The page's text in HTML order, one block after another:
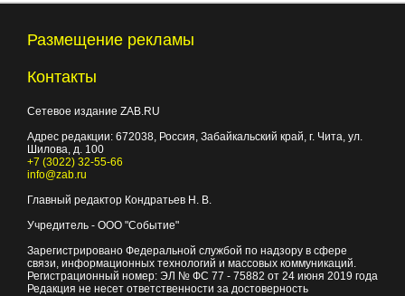
Размещение рекламы
Контакты
Сетевое издание ZAB.RU
Адрес редакции: 672038, Россия, Забайкальский край, г. Чита, ул.
Шилова, д. 100
+7 (3022) 32-55-66
info@zab.ru
Главный редактор Кондратьев Н. В.
Учредитель - ООО "Событие"
Зарегистрировано Федеральной службой по надзору в сфере
связи, информационных технологий и массовых коммуникаций.
Регистрационный номер: ЭЛ № ФС 77 - 75882 от 24 июня 2019 года
Редакция не несет ответственности за достоверность